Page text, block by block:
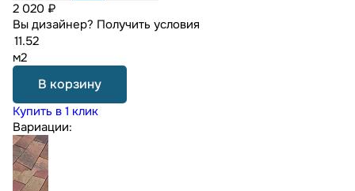
2 020 ₽
Вы дизайнер? Получить условия
м2
В корзину
Купить в 1 клик
Вариации: